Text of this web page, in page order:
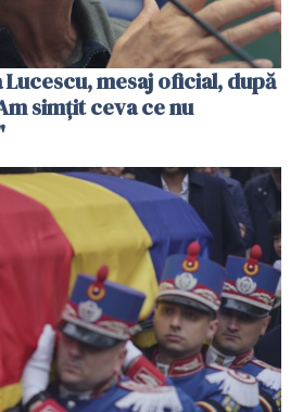
mesaj oficial, după
simțit ceva ce nu